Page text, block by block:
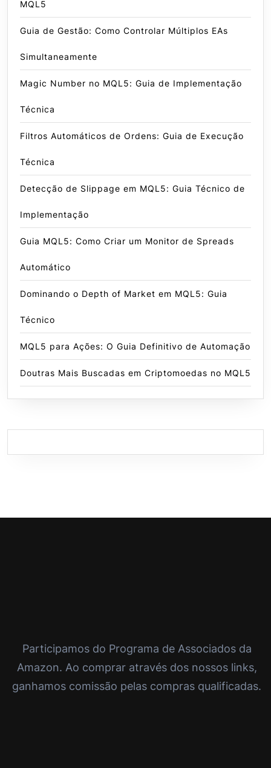
MQL5
Guia de Gestão: Como Controlar Múltiplos EAs
Simultaneamente
Magic Number no MQL5: Guia de Implementação
Técnica
Filtros Automáticos de Ordens: Guia de Execução
Técnica
Detecção de Slippage em MQL5: Guia Técnico de
Implementação
Guia MQL5: Como Criar um Monitor de Spreads
Automático
Dominando o Depth of Market em MQL5: Guia
Técnico
MQL5 para Ações: O Guia Definitivo de Automação
Doutras Mais Buscadas em Criptomoedas no MQL5
Participamos do Programa de Associados da
Amazon. Ao comprar através dos nossos links,
ganhamos comissão pelas compras qualificadas.